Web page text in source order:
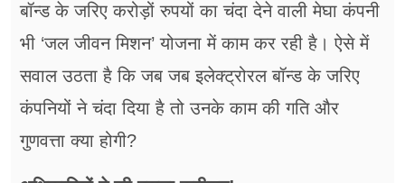
बॉन्ड के जरिए करोड़ों रुपयों का चंदा देने वाली मेघा कंपनी
भी ‘जल जीवन मिशन’ योजना में काम कर रही है। ऐसे में
सवाल उठता है कि जब जब इलेक्ट्रोरल बॉन्ड के जरिए
कंपनियों ने चंदा दिया है तो उनके काम की गति और
गुणवत्ता क्या होगी?